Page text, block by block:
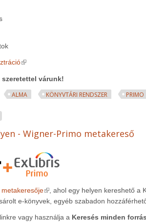
(link is external)
várunk!
ALMA KÖNYVTÁRI RENDSZER PRIMO
- Wigner-Primo metakereső
metakeresője(link is external)
, ahol egy helyen kereshető
e-könyvek, egyéb szabadon
vagy használja a Keresés minden